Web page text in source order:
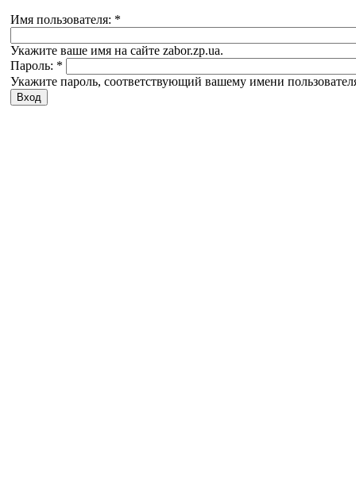
Имя пользователя: *
Укажите ваше имя на сайте zabor.zp.ua.
Пароль: *
Укажите пароль, соответствующий вашему имени